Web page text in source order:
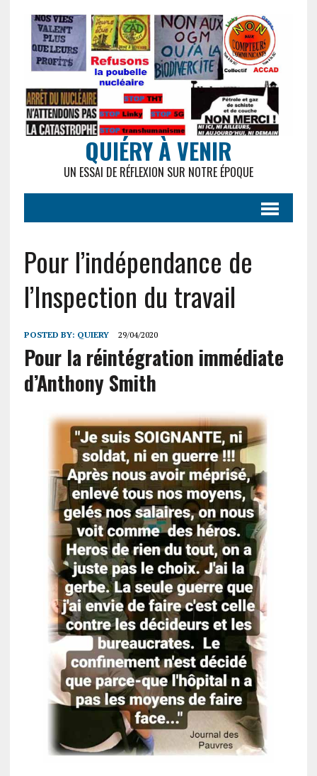
QUIÉRY À VENIR
UN ESSAI DE RÉFLEXION SUR NOTRE ÉPOQUE
Pour l’indépendance de
l’Inspection du travail
POSTED BY: QUIERY 29/04/2020
Pour la réintégration immédiate
d’Anthony Smith